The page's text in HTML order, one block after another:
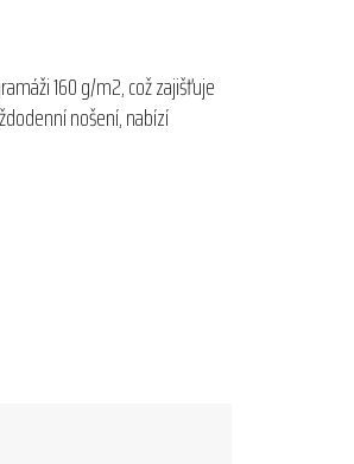
160 g/m2, což zajišťuje
nošení, nabízí